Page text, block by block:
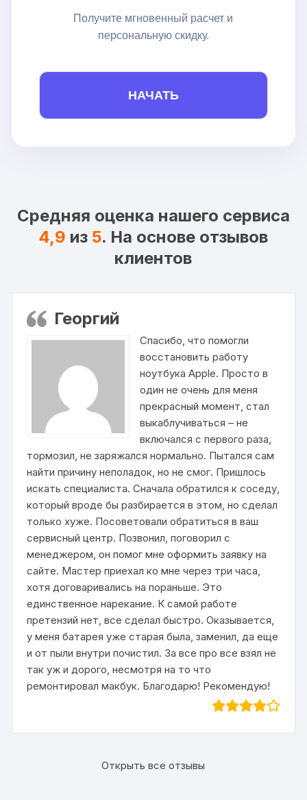
Получите мгновенный расчет и
персональную скидку.
НАЧАТЬ
Средняя оценка нашего сервиса
4,9 из 5. На основе отзывов
клиентов
Георгий
Спасибо, что помогли
восстановить работу
ноутбука Apple. Просто в
один не очень для меня
прекрасный момент, стал
выкаблучиваться – не
включался с первого раза,
тормозил, не заряжался нормально. Пытался сам
найти причину неполадок, но не смог. Пришлось
искать специалиста. Сначала обратился к соседу,
который вроде бы разбирается в этом, но сделал
только хуже. Посоветовали обратиться в ваш
сервисный центр. Позвонил, поговорил с
менеджером, он помог мне оформить заявку на
сайте. Мастер приехал ко мне через три часа,
хотя договаривались на пораньше. Это
единственное нарекание. К самой работе
претензий нет, все сделал быстро. Оказывается,
у меня батарея уже старая была, заменил, да еще
и от пыли внутри почистил. За все про все взял не
так уж и дорого, несмотря на то что
ремонтировал макбук. Благодарю! Рекомендую!
Открыть все отзывы